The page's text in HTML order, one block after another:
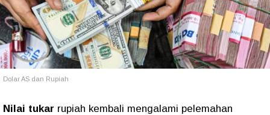
Dolar AS dan Rupiah
Nilai tukar rupiah kembali mengalami pelemahan